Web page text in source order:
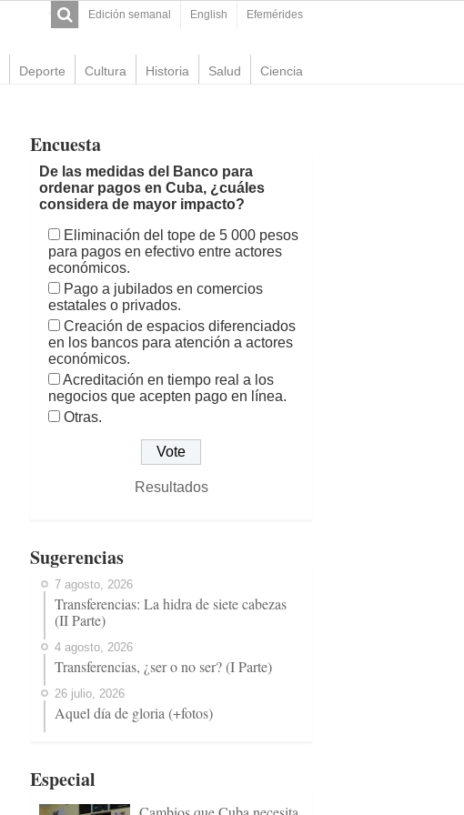
Edición semanal English Efemérides
Deporte Cultura Historia Salud Ciencia
Encuesta
De las medidas del Banco para
ordenar pagos en Cuba, ¿cuáles
considera de mayor impacto?
Eliminación del tope de 5 000 pesos
para pagos en efectivo entre actores
económicos.
Pago a jubilados en comercios
estatales o privados.
Creación de espacios diferenciados
en los bancos para atención a actores
económicos.
Acreditación en tiempo real a los
negocios que acepten pago en línea.
Otras.
Resultados
Sugerencias
7 agosto, 2026
Transferencias: La hidra de siete cabezas
(II Parte)
4 agosto, 2026
Transferencias, ¿ser o no ser? (I Parte)
26 julio, 2026
Aquel día de gloria (+fotos)
Especial